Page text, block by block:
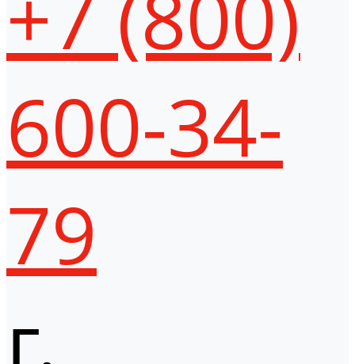
600-34-
79
г.